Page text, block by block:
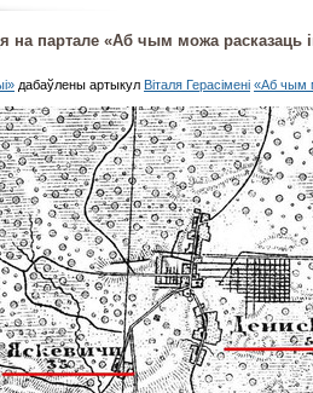
на партале «Аб чым можа расказаць
дабаўлены артыкул Віталя Герасімені «Аб чым